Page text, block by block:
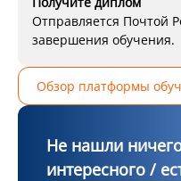
Отправляется Почтой
завершения обучения.
Обзор платформы
Не нашли
интересного /